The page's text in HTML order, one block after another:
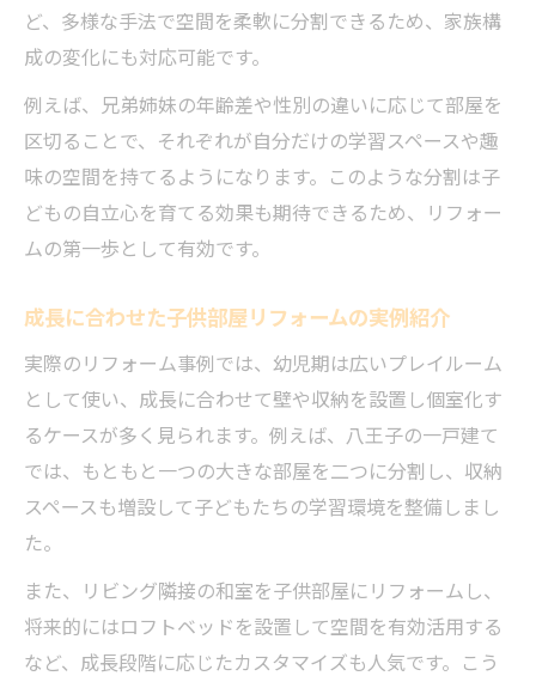
子供部屋リフォームアイデアで感じる快適
性の差
間仕切りリフォームで子供の居場所を最適
化する方法
キッズルームのリフォーム補助金を活用し
た事例
成長に寄り添うリフォームプランの選び方
リフォームで使わなくなった部屋を有効活
用
子供部屋リフォームでロフト導入の注意点
最新リフォーム事例から学ぶ部屋分割アイ
デア
和室リフォームでキッズルームへの変身術
説
子供部屋リフォーム補助金活用のポイント
ど、多様な手法で空間を柔軟に分割できるため、家族構
成の変化にも対応可能です。
例えば、兄弟姉妹の年齢差や性別の違いに応じて部屋を
区切ることで、それぞれが自分だけの学習スペースや趣
味の空間を持てるようになります。このような分割は子
どもの自立心を育てる効果も期待できるため、リフォー
ムの第一歩として有効です。
成長に合わせた子供部屋リフォームの実例紹介
実際のリフォーム事例では、幼児期は広いプレイルーム
として使い、成長に合わせて壁や収納を設置し個室化す
るケースが多く見られます。例えば、八王子の一戸建て
では、もともと一つの大きな部屋を二つに分割し、収納
スペースも増設して子どもたちの学習環境を整備しまし
た。
また、リビング隣接の和室を子供部屋にリフォームし、
将来的にはロフトベッドを設置して空間を有効活用する
など、成長段階に応じたカスタマイズも人気です。こう